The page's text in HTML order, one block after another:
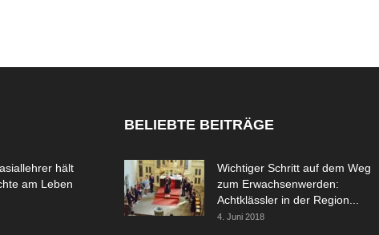
hält
am Leben
BELIEBTE BEITRÄGE
Wichtiger Schritt auf dem Weg
zum Erwachsenwerden:
Achtklässler in der Region...
4. Juni 2018